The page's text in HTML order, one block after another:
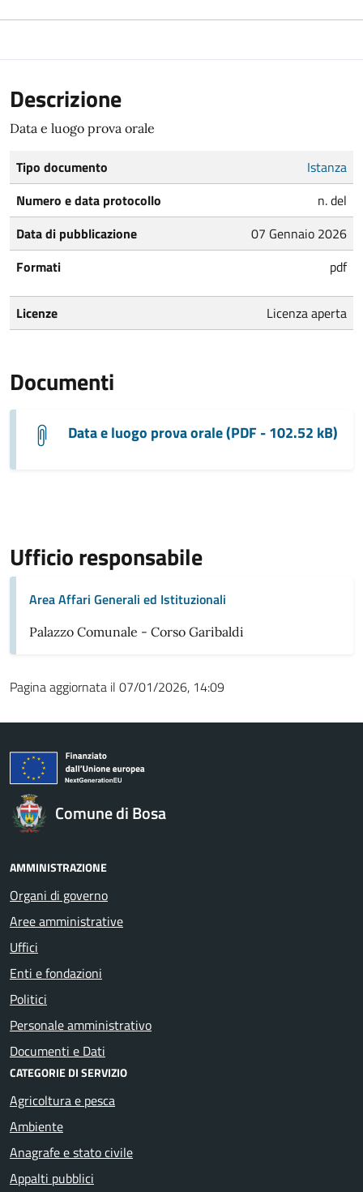
Descrizione
Data e luogo prova orale
Tipo documento
Istanza
Numero e data protocollo
n. del
Data di pubblicazione
07 Gennaio 2026
Formati
pdf
Licenze Licenza aperta
Documenti
Data e luogo prova orale (PDF - 102.52 kB)
Ufficio responsabile
Area Affari Generali ed Istituzionali
Palazzo Comunale - Corso Garibaldi
Pagina aggiornata il 07/01/2026, 14:09
Comune di Bosa
AMMINISTRAZIONE
Organi di governo
Aree amministrative
Uffici
Enti e fondazioni
Politici
Personale amministrativo
Documenti e Dati
CATEGORIE DI SERVIZIO
Agricoltura e pesca
Ambiente
Anagrafe e stato civile
Appalti pubblici